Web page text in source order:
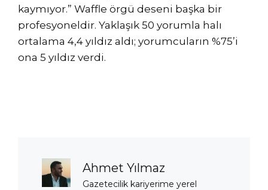
kaymıyor.” Waffle örgü deseni başka bir
profesyoneldir. Yaklaşık 50 yorumla halı
ortalama 4,4 yıldız aldı; yorumcuların %75’i
ona 5 yıldız verdi.
Ahmet Yılmaz
Gazetecilik kariyerime yerel